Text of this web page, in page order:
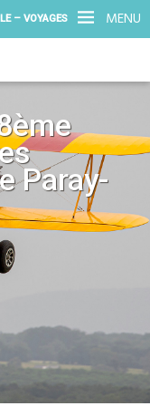
MENU
– VOYAGES
Paray-